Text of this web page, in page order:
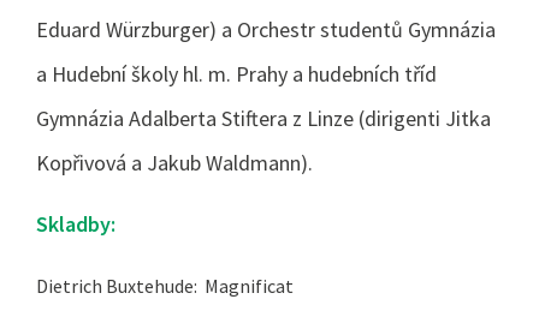
Eduard Würzburger) a Orchestr studentů Gymnázia
a Hudební školy hl. m. Prahy a hudebních tříd
Gymnázia Adalberta Stiftera z Linze (dirigenti Jitka
Kopřivová a Jakub Waldmann).
Skladby:
Dietrich Buxtehude: Magnificat